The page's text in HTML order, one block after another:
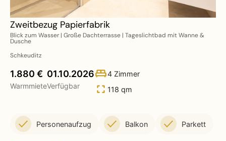
Zweitbezug Papierfabrik
Blick zum Wasser | Große Dachterrasse | Tageslichtbad mit Wanne &
Dusche
Schkeuditz
1.880 €
Warmmiete
01.10.2026
Verfügbar
4 Zimmer
118 qm
Personenaufzug Balkon Parkett